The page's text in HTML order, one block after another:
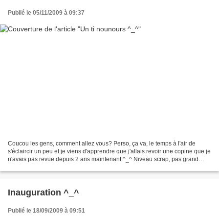
Publié le 05/11/2009 à 09:37
Coucou les gens, comment allez vous? Perso, ça va, le temps à l'air de
s'éclaircir un peu et je viens d'apprendre que j'allais revoir une copine que je
n'avais pas revue depuis 2 ans maintenant ^_^ Niveau scrap, pas grand
Inauguration ^_^
Publié le 18/09/2009 à 09:51